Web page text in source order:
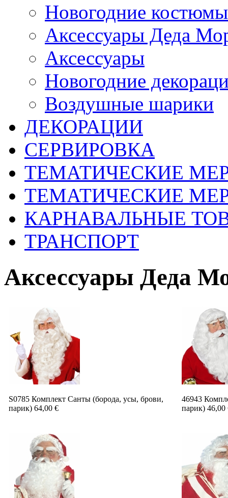
Новогодние костюмы
Aксессуары Деда
Аксессуары
Новогодние
Воздушные шарики
ДЕКОРАЦИИ
СЕРВИРОВКА
ТЕМАТИЧЕСКИЕ
ТЕМАТИЧЕСКИЕ
КАРНАВАЛЬНЫЕ
ТРАНСПОРТ
Aксессуары Деда
S0785 Комплект Санты (борода, усы, брови,
парик) 64,00 €
46943
парик) 46,00